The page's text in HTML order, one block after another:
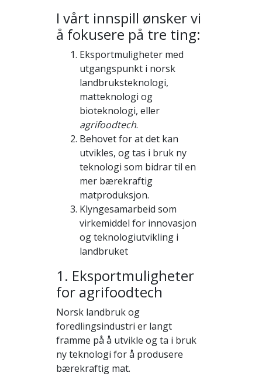
I vårt innspill ønsker vi
å fokusere på tre ting:
Eksportmuligheter med
utgangspunkt i norsk
landbruksteknologi,
matteknologi og
bioteknologi, eller
agrifoodtech.
Behovet for at det kan
utvikles, og tas i bruk ny
teknologi som bidrar til en
mer bærekraftig
matproduksjon.
Klyngesamarbeid som
virkemiddel for innovasjon
og teknologiutvikling i
landbruket
1. Eksportmuligheter
for agrifoodtech
Norsk landbruk og
foredlingsindustri er langt
framme på å utvikle og ta i bruk
ny teknologi for å produsere
bærekraftig mat.